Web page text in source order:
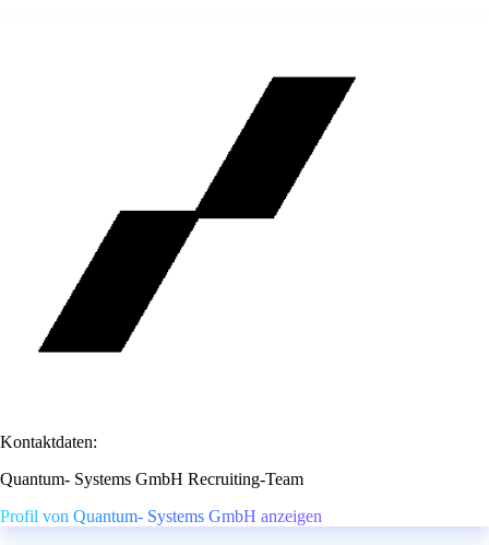
Kontaktdaten:
Quantum- Systems GmbH Recruiting-Team
Profil von Quantum- Systems GmbH anzeigen